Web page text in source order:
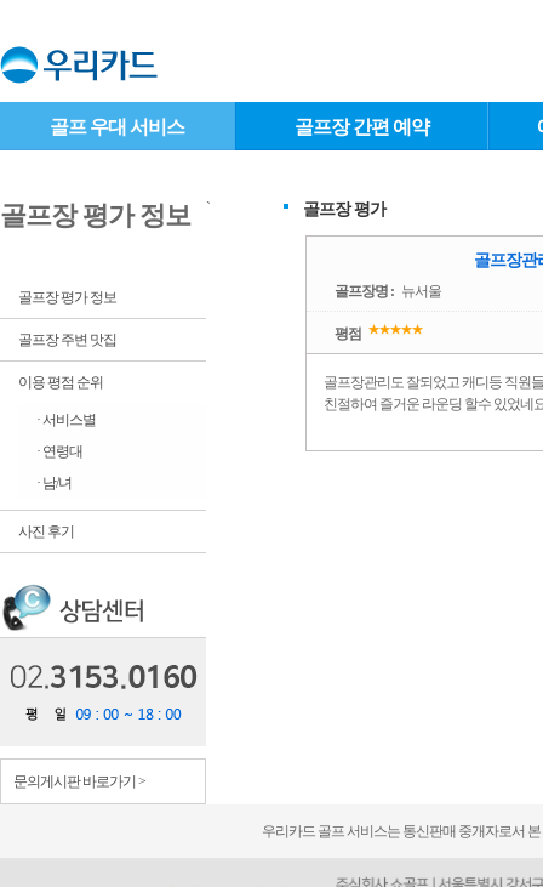
골프 우대 서비스 골프장 간편 예약
골프장 평가 정보
골프장 평가 정보
골프장 주변 맛집
이용 평점 순위
· 서비스별
· 연령대
· 남/녀
사진 후기
문의게시판 바로가기 >
` 골프장 평가
골프장관
골프장명 : 뉴서울
평점
골프장관리도 잘되었고 캐디등 직원
친절하여 즐거운 라운딩 할수 있었네
우리카드 골프 서비스는 통신판매 중개자로서